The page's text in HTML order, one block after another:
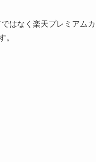
はなく楽天プレミアム
。